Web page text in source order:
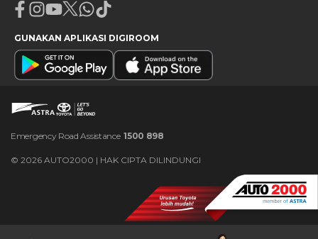
Facebook
Instagram
Youtube
X Whatsapp
Tiktok
GUNAKAN APLIKASI DIGIROOM
Emergency Road Assistance 1500 898
© 2026 AUTO2000 | HAK CIPTA DILINDUNGI